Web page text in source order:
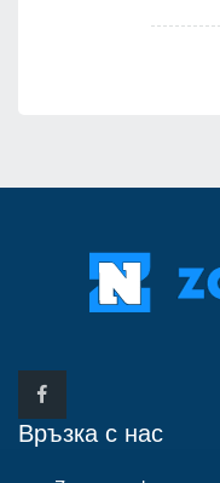
Връзка с нас